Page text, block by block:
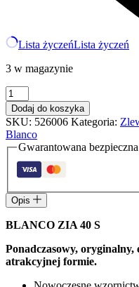
Lista życzeńLista życzeń
3 w magazynie
ilość
BLANCO
ZIA
40
S
Silgranit
czarny
odwracalny
Dodaj do koszyka
SKU: 526006 Kategoria:
Blanco
Gwarantowana bezpieczna
Opis
BLANCO ZIA 40 S
Ponadczasowy,
atrakcyjnej formie.